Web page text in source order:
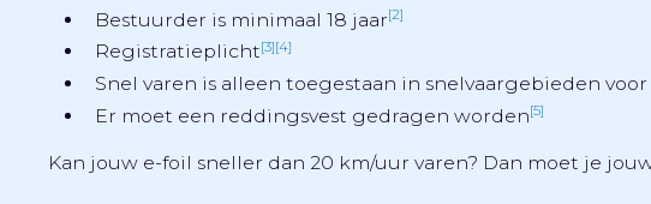
Bestuurder is minimaal 18 jaar[2]
Registratieplicht[3][4]
Snel varen is alleen toegestaan in snelvaargebieden
Er moet een reddingsvest gedragen worden[5]
Kan jouw e-foil sneller dan 20 km/uur varen? Dan moet je